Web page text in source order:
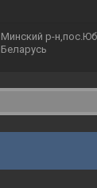
Минский р-
Беларусь